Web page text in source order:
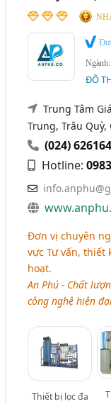
ĐÔ
Trung Tâm
Trung, Trâu Quỳ,
(024)
Hotline:
Đơn vị chuyên
vực Tư vấn, thiết
hoạt.
An Phú - Chất
công nghệ hiện
Thiết bị lọc đa